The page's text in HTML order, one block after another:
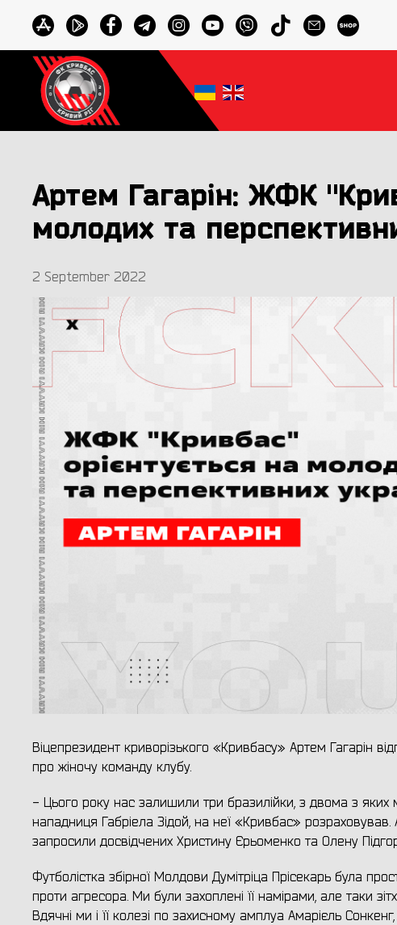
Артем Гагарін: ЖФК
молодих та
2 September 2022
Віцепрезидент криворізького «Кривбасу» Артем Гагарін
про жіночу команду клубу.
- Цього року нас залишили три бразилійки, з двома з яких
нападниця Габріела Зідой, на неї «Кривбас»
запросили досвідчених Христину Єрьоменко та Олену
Футболістка збірної Молдови Думітріца Прісекарь була
проти агресора. Ми були захоплені її намірами, але таки
Вдячні ми і її колезі по захисному амплуа Амарієль